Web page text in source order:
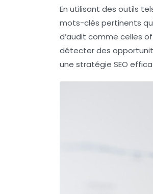
En utilisant des outils
mots-clés pertinents
d’audit comme celles
détecter des
une stratégie SEO